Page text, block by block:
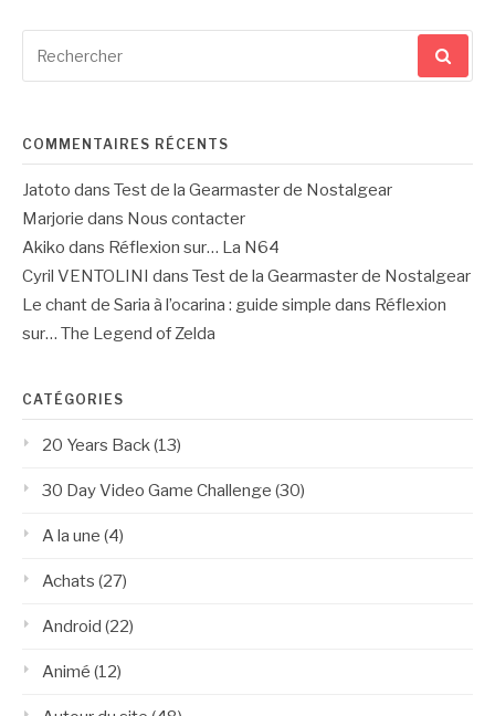
pour
COMMENTAIRES RÉCENTS
Jatoto dans Test de la Gearmaster de Nostalgear
Marjorie dans Nous contacter
Akiko dans Réflexion sur… La N64
Cyril VENTOLINI dans Test de la Gearmaster de Nostalgear
Le chant de Saria à l’ocarina : guide simple dans Réflexion
sur… The Legend of Zelda
CATÉGORIES
20 Years Back(13)
30 Day Video Game Challenge (30)
A la une (4)
Achats (27)
Android (22)
Animé (12)